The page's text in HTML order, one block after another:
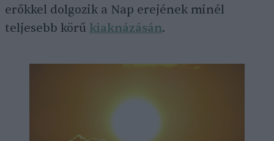
erőkkel dolgozik a Nap erejének minél
teljesebb körű kiaknázásán.